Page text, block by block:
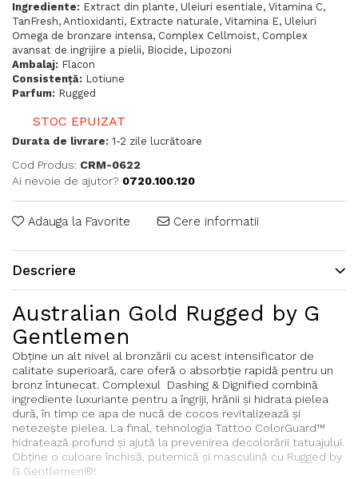
Ingrediente: Extract din plante, Uleiuri esentiale, Vitamina C,
TanFresh, Antioxidanti, Extracte naturale, Vitamina E, Uleiuri
Omega de bronzare intensa, Complex Cellmoist, Complex
avansat de ingrijire a pielii, Biocide, Lipozoni
Ambalaj: Flacon
Consistență: Lotiune
Parfum: Rugged
STOC EPUIZAT
Durata de livrare: 1-2 zile lucrătoare
Cod Produs: CRM-0622
Ai nevoie de ajutor? 0720.100.120
Adauga la Favorite Cere informatii
Descriere
Australian Gold Rugged by G
Gentlemen
Obține un alt nivel al bronzării cu acest intensificator de
calitate superioară, care oferă o absorbție rapidă pentru un
bronz întunecat. Complexul Dashing & Dignified combină
ingrediente luxuriante pentru a îngriji, hrănii și hidrata pielea
dură, în timp ce apa de nucă de cocos revitalizează și
netezește pielea. La final, tehnologia Tattoo ColorGuard™
hidratează profund şi ajută la prevenirea decolorării tatuajului.
Obține o culoare închisă, puternică și masculină cu Rugged by
G Gentlemen®!